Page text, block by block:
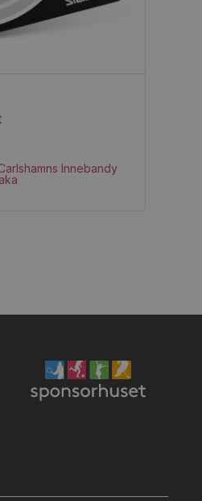
Innebandy